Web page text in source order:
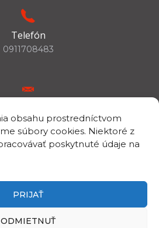
obsahu prostredníctvom
súbory cookies. Niektoré z
poskytnuté údaje na
PRIJAŤ
ODMIETNUŤ
Telefón
0911708483
IČO/DIČ
IČO: 00398144